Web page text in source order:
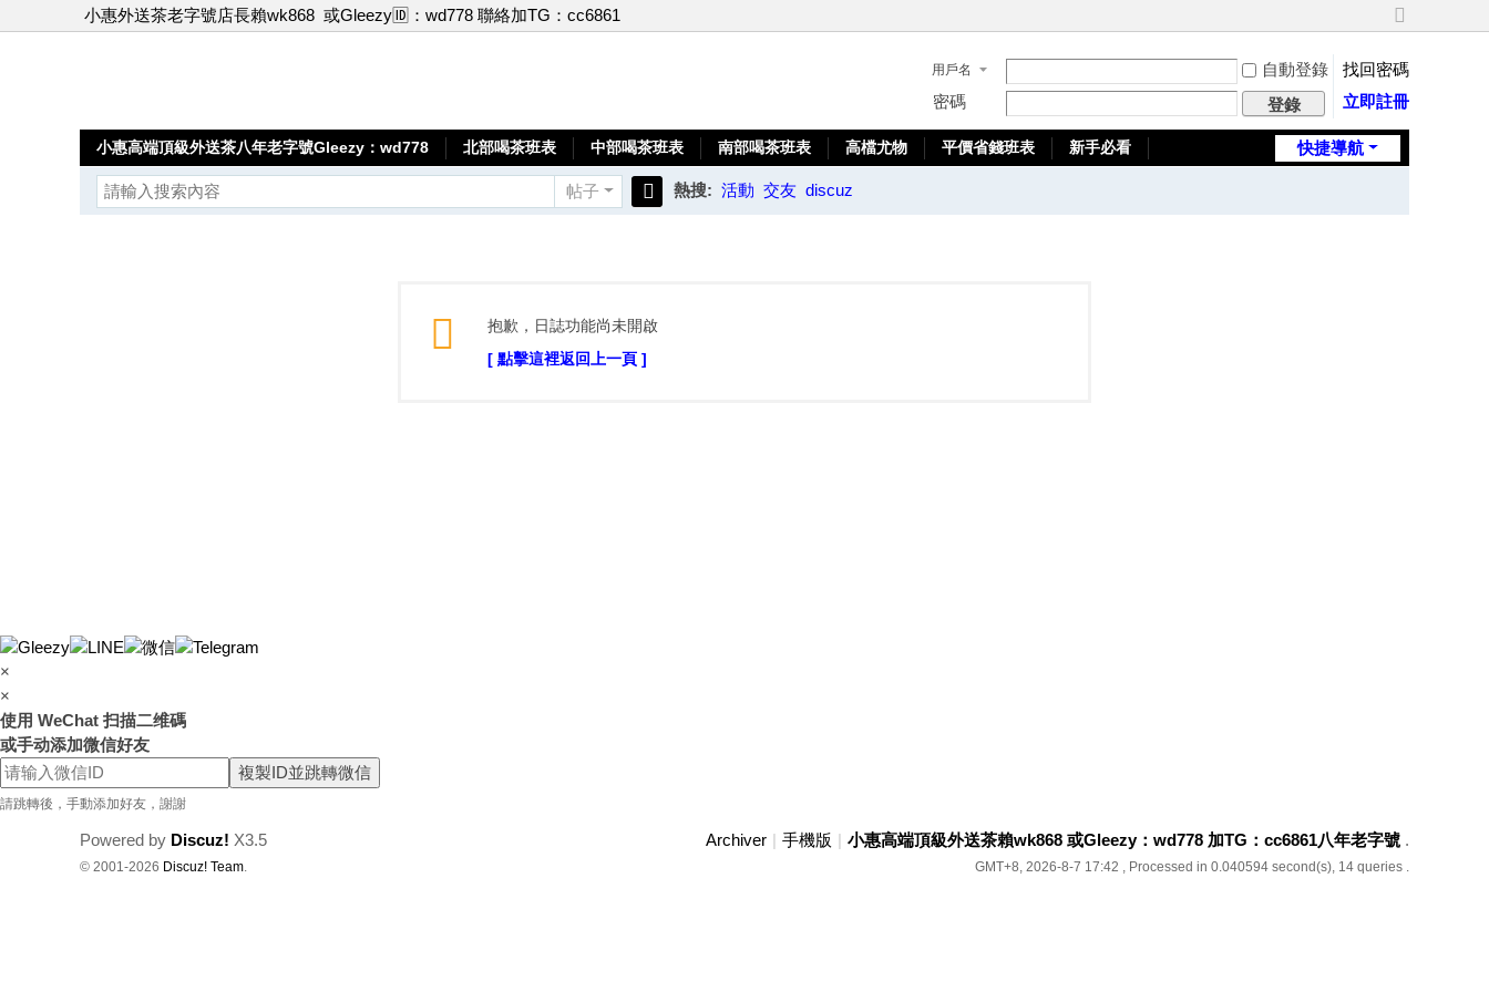
小惠外送茶老字號店長賴wk868 或Gleezy🆔：wd778 聯絡加TG：cc6861
切
到
寬
版
用戶名 自動登錄
找回密碼
密碼
登錄 立即註冊
快捷導航
小惠高端頂級外送茶八年老字號Gleezy：wd778 北部喝茶班表 中部喝茶班表 南部喝茶班表 高檔尤物 平價省錢班表
新手必看
帖子 熱搜: 活動 交友 discuz
抱歉，日誌功能尚未開啟
[ 點擊這裡返回上一頁 ]
×
×
使用 WeChat 扫描二维碼
或手动添加微信好友
複製ID並跳轉微信
請跳轉後，手動添加好友，謝謝
Archiver | 手機版 | 小惠高端頂級外送茶賴wk868 或Gleezy：wd778 加TG：cc6861八年老字號 .
GMT+8, 2026-8-7 17:42 , Processed in 0.040594 second(s), 14 queries .
Powered by Discuz! X3.5
© 2001-2026 Discuz! Team.